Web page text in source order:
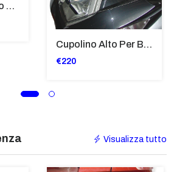
Cupolino Sportivo Per Bmw K 1200 R Sport 2005-07 TRASPARENTE - Sc967-T
Cupolino Alto Per Bmw R 1200 St 2004 - 2007 TRASPARENTE - Sc950-T
€220
Visualizza tutto